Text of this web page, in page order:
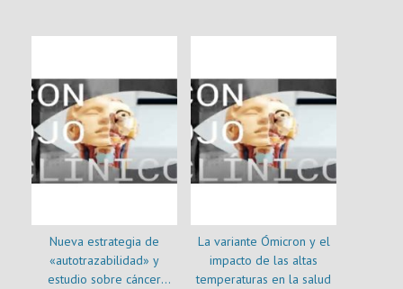
Nueva estrategia de
«autotrazabilidad» y
estudio sobre cáncer
La variante Ómicron y el
impacto de las altas
temperaturas en la salud